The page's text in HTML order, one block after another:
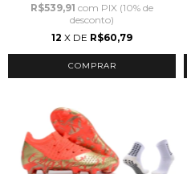
R$539,91 com PIX (10% de
desconto)
12 X DE R$60,79
COMPRAR